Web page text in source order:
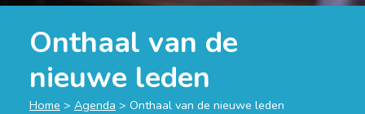
Onthaal van de
nieuwe leden
Home > Agenda > Onthaal van de nieuwe leden